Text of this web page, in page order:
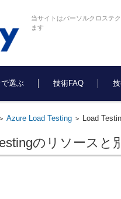
当サイトはパーソルクロステ
ます
選ぶ 技術FAQ
Azure Load Testing> Load
のリソース